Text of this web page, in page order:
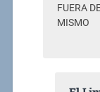
FUERA
MISMO